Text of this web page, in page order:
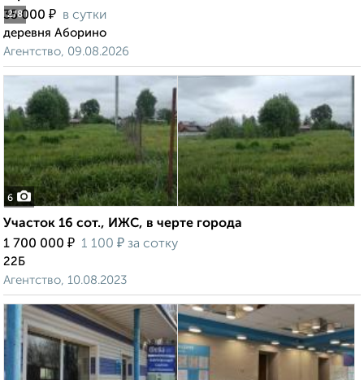
2/8
35 000 ₽ в сутки
деревня Аборино
Агентство, 09.08.2026
6
Участок 16 сот., ИЖС, в черте города
1 700 000 ₽ 1 100 ₽ за сотку
22Б
Агентство, 10.08.2023